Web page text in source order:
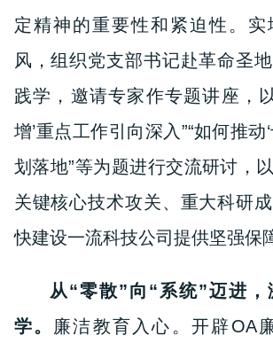
定精神的重要性和紧迫性。实
风，组织党支部书记赴革命圣
践学，邀请专家作专题讲座，
增’重点工作引向深入”“如何推动
划落地”等为题进行交流研讨，
关键核心技术攻关、重大科研
快建设一流科技公司提供坚强保
从“零散”向“系统”迈进，
学。 廉洁教育入心。开辟OA